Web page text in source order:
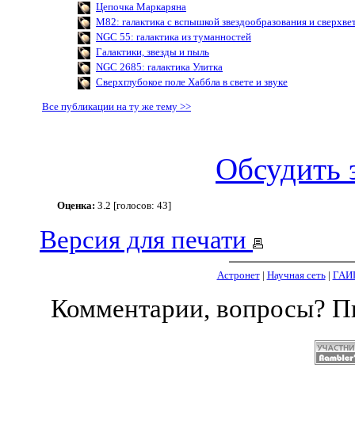
Цепочка Маркаряна
M82: галактика с вспышкой звездообразования и
NGC 55: галактика из туманностей
Галактики, звезды и пыль
NGC 2685: галактика Улитка
Сверхглубокое поле Хаббла в свете и звуке
Все публикации на ту же тему >>
Обсудить
Оценка: 3.2 [голосов: 43]
Версия для печати
Астронет| Научная сеть|
Комментарии, вопросы?